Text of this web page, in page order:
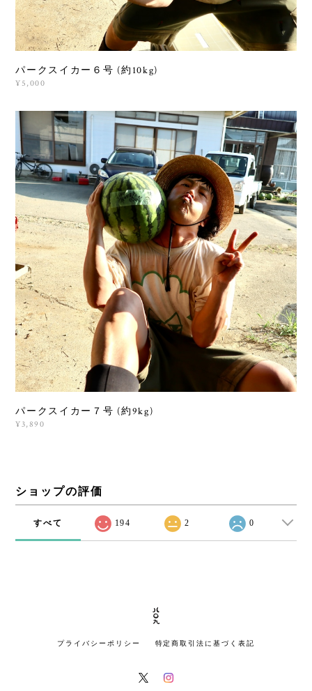
パークスイカー６号 (約10kg)
¥5,000
パークスイカー７号 (約9kg)
¥3,890
ショップの評価
すべて 194 2 0
プライバシーポリシー 特定商取引法に基づく表記